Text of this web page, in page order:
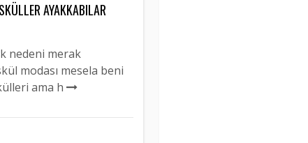
AYAKKABILAR
nedeni merak
modası mesela beni
ama h